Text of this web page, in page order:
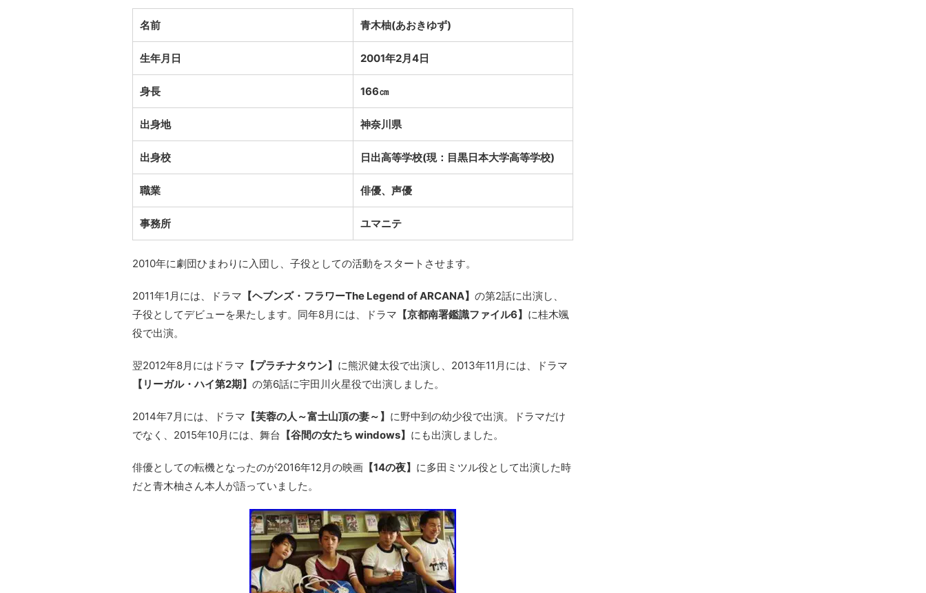
名前 青木柚(あおきゆず)
生年月日 2001年2月4日
身長 166㎝
出身地 神奈川県
出身校 日出高等学校(現：目黒日本大学高等学校)
職業 俳優、声優
事務所 ユマニテ
2010年に劇団ひまわりに入団し、子役としての活動をスタートさせます。
2011年1月には、ドラマ 【ヘブンズ・フラワーThe Legend of ARCANA】 の第2話に出演し、
子役としてデビューを果たします。同年8月には、ドラマ 【京都南署鑑識ファイル6】 に桂木颯
役で出演。
翌2012年8月にはドラマ 【プラチナタウン】 に熊沢健太役で出演し、2013年11月には、ドラマ
【リーガル・ハイ第2期】 の第6話に宇田川火星役で出演しました。
2014年7月には、ドラマ 【芙蓉の人～富士山頂の妻～】 に野中到の幼少役で出演。ドラマだけ
でなく、2015年10月には、舞台 【谷間の女たち windows】 にも出演しました。
俳優としての転機となったのが2016年12月の映画 【14の夜】 に多田ミツル役として出演した時
だと青木柚さん本人が語っていました。